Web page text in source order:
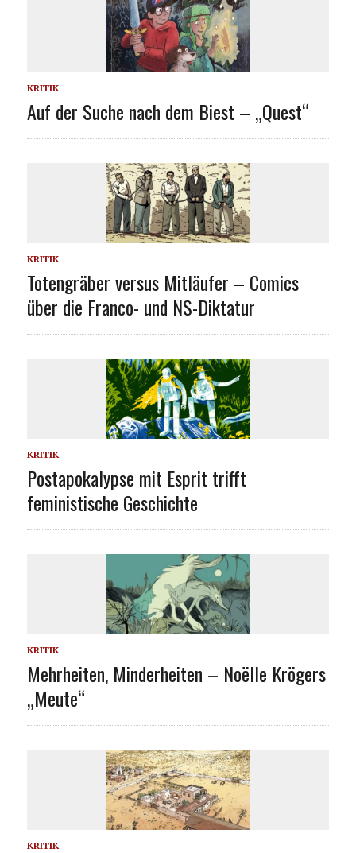
KRITIK
Auf der Suche nach dem Biest – „Quest“
KRITIK
Totengräber versus Mitläufer – Comics
über die Franco- und NS-Diktatur
KRITIK
Postapokalypse mit Esprit trifft
feministische Geschichte
KRITIK
Mehrheiten, Minderheiten – Noëlle Krögers
„Meute“
KRITIK